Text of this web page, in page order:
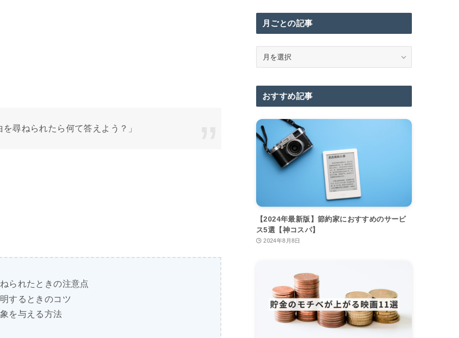
尋ねられたら何て答えよう？」
られたときの注意点
するときのコツ
を与える方法
月ごとの記事
の
記
事
おすすめ記事
【2024年最新版】節約家におすすめのサービ
ス5選【神コスパ】
2024年8月8日